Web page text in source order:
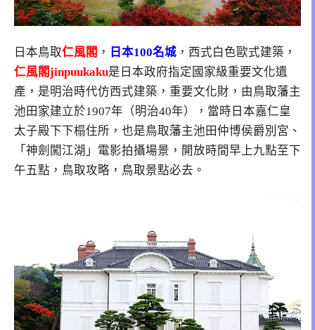
日本鳥取仁風閣 ， 日本100名城 ，西式白色歐式建築，
仁風閣jinpuukaku是日本政府指定國家級重要文化遺
產，是明治時代仿西式建築，重要文化財，由鳥取藩主
池田家建立於1907年（明治40年），當時日本嘉仁皇
太子殿下下榻住所，也是鳥取藩主池田仲博侯爵別宮、
「神劍闖江湖」電影拍攝場景，開放時間早上九點至下
午五點，鳥取攻略，鳥取景點必去。